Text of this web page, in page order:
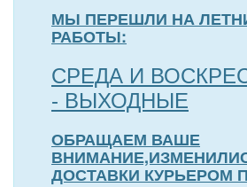
МЫ ПЕРЕШЛИ НА
РАБОТЫ:
СРЕДА И
- ВЫХОДНЫЕ
ОБРАЩАЕМ ВАШЕ
ДОСТАВКИ КУРЬЕРОМ